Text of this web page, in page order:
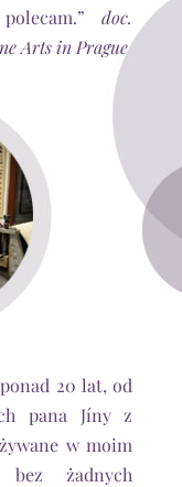
doc.
Arts in Prague
20 lat, od
pana Jíny z
w moim
żadnych